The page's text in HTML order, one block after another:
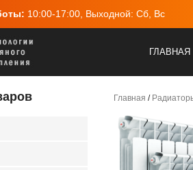
10:00-17:00, Выходной: Сб, Вс
ГЛАВНАЯ
Главная /